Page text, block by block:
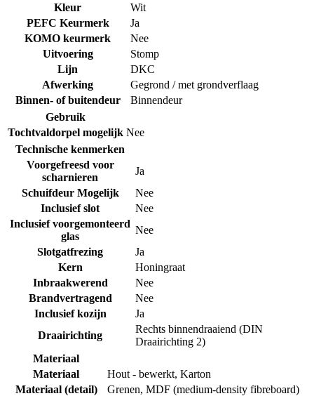
Kleur
Wit
PEFC Keurmerk
Ja
KOMO keurmerk
Nee
Uitvoering
Stomp
Lijn
DKC
Afwerking
Gegrond / met grondverflaag
Binnen- of buitendeur
Binnendeur
Gebruik
Tochtvaldorpel mogelijk Nee
Technische kenmerken
Voorgefreesd voor
scharnieren
Ja
Schuifdeur Mogelijk
Nee
Inclusief slot
Nee
Inclusief voorgemonteerd
glas
Nee
Slotgatfrezing
Ja
Kern
Honingraat
Inbraakwerend
Nee
Brandvertragend
Nee
Inclusief kozijn
Ja
Draairichting
Rechts binnendraaiend (DIN
Draairichting 2)
Materiaal
Materiaal
Hout - bewerkt, Karton
Materiaal (detail)
Grenen, MDF (medium-density fibreboard)